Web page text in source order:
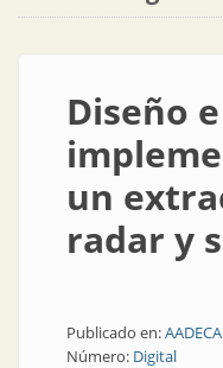
Diseño e
un
radar y
Publicado en:
Número: Digital